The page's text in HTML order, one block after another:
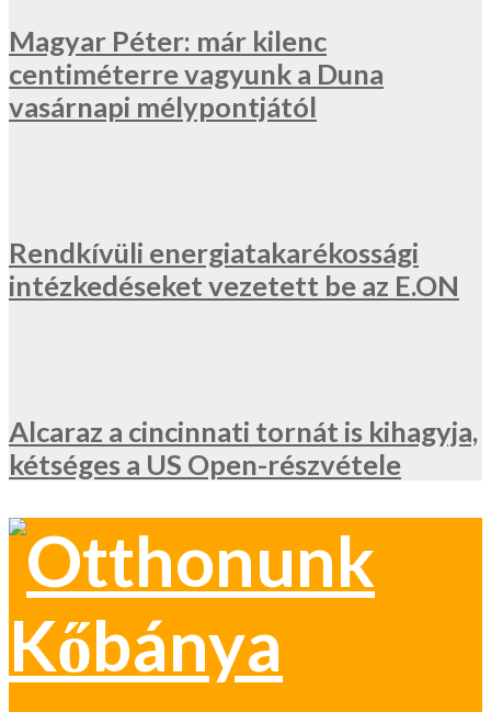
Magyar Péter: már kilenc
centiméterre vagyunk a Duna
vasárnapi mélypontjától
Rendkívüli energiatakarékossági
intézkedéseket vezetett be az E.ON
Alcaraz a cincinnati tornát is kihagyja,
kétséges a US Open-részvétele